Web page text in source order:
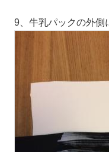
9、牛乳パックの外側